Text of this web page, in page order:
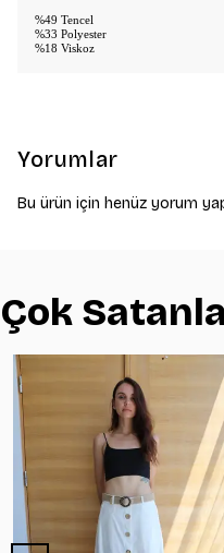
%49 Tencel
%33 Polyester
%18 Viskoz
Yorumlar
Bu ürün için henüz yorum
Çok